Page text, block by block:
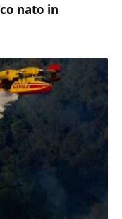
nato in